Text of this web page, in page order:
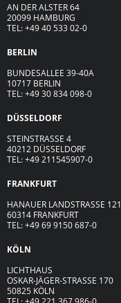
AN DER ALSTER 64
20099 HAMBURG
TEL: +49 40 533 02-0
BERLIN
BUNDESALLEE 39-40A
10717 BERLIN
TEL: +49 30 834 098-0
DÜSSELDORF
STEINSTRASSE 4
40212 DÜSSELDORF
TEL: +49 211545907-0
FRANKFURT
HANAUER LANDSTRASSE 121
60314 FRANKFURT
TEL: +49 69 9150 687-0
KÖLN
LICHTHAUS
OSKAR-JÄGER-STRASSE 170
50825 KÖLN